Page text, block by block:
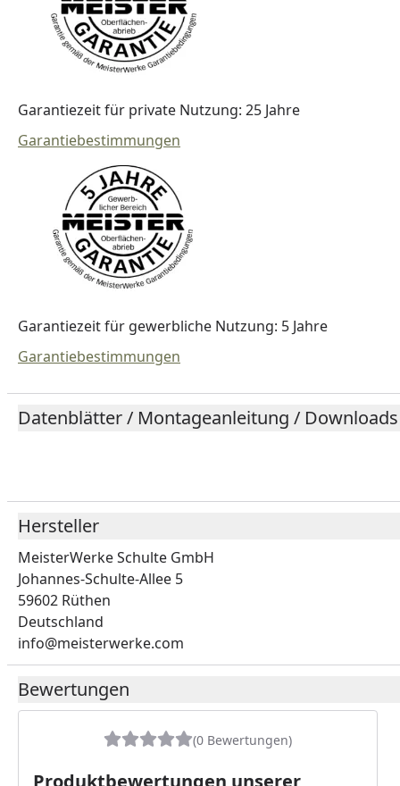
Garantiezeit für private Nutzung: 25 Jahre
Garantiebestimmungen
Garantiezeit für gewerbliche Nutzung: 5 Jahre
Garantiebestimmungen
Datenblätter / Montageanleitung / Downloads
Hersteller
MeisterWerke Schulte GmbH
Johannes-Schulte-Allee 5
59602 Rüthen
Deutschland
info@meisterwerke.com
Bewertungen
(0 Bewertungen)
Produktbewertungen unserer